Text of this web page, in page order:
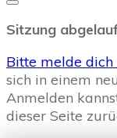
Dialog
Sitzung
Bitte melde dich
sich in einem
Anmelden
dieser Seite